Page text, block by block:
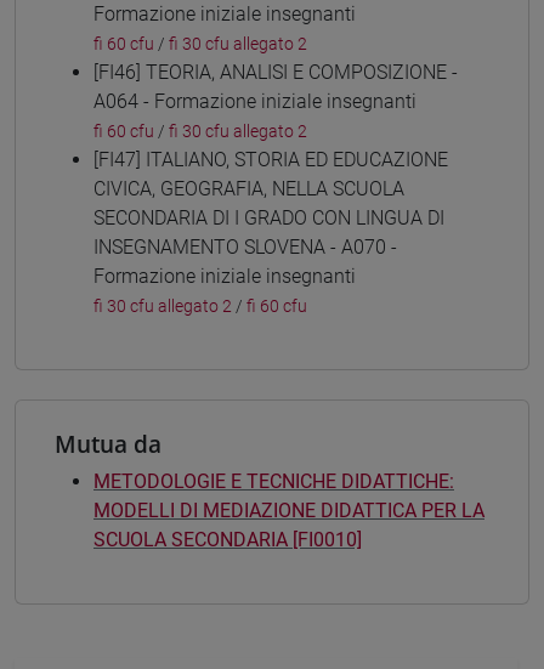
Formazione iniziale insegnanti
fi 60 cfu / fi 30 cfu allegato 2
[FI46] TEORIA, ANALISI E COMPOSIZIONE -
A064 - Formazione iniziale insegnanti
fi 60 cfu / fi 30 cfu allegato 2
[FI47] ITALIANO, STORIA ED EDUCAZIONE
CIVICA, GEOGRAFIA, NELLA SCUOLA
SECONDARIA DI I GRADO CON LINGUA DI
INSEGNAMENTO SLOVENA - A070 -
Formazione iniziale insegnanti
fi 30 cfu allegato 2 / fi 60 cfu
Mutua da
METODOLOGIE E TECNICHE DIDATTICHE:
MODELLI DI MEDIAZIONE DIDATTICA PER LA
SCUOLA SECONDARIA [FI0010]